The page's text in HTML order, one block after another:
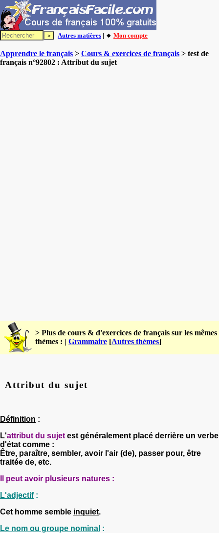
Autres matières | 🔸 Mon compte
Apprendre le français > Cours & exercices de français > test de
français n°92802 : Attribut du sujet
> Plus de cours & d'exercices de français sur les mêmes
thèmes : | Grammaire [Autres thèmes]
Attribut du sujet
Définition :
L'attribut du sujet est généralement placé derrière un verbe
d'état comme :
Être, paraître, sembler, avoir l'air (de), passer pour, être
traitée de, etc.
Il peut avoir plusieurs natures :
L'adjectif:
Cet homme semble inquiet.
Le nom ou groupe nominal :